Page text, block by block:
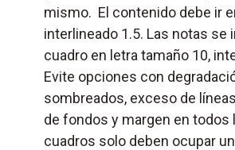
mismo. El contenido debe ir
interlineado 1.5. Las notas se
cuadro en letra tamaño 10,
Evite opciones con
sombreados, exceso de
de fondos y margen en todos
cuadros solo deben ocupar